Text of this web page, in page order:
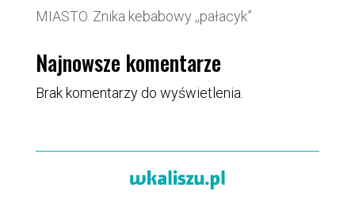
MIASTO. Znika kebabowy ,,pałacyk”
Najnowsze komentarze
Brak komentarzy do wyświetlenia.